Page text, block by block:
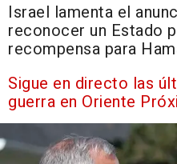
Israel lamenta el
reconocer un Estado
recompensa para
Sigue en directo las
guerra en Oriente